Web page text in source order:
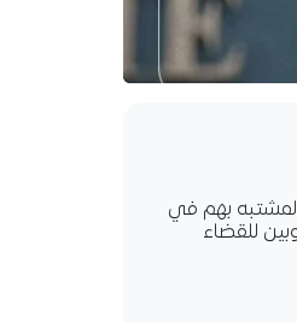
المشتبه بهم في
للقضاء